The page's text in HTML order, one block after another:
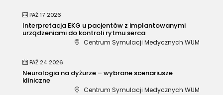
PAŹ 17 2026
Interpretacja EKG u pacjentów z implantowanymi
urządzeniami do kontroli rytmu serca
Centrum Symulacji Medycznych WUM
PAŹ 24 2026
Neurologia na dyżurze – wybrane scenariusze
kliniczne
Centrum Symulacji Medycznych WUM